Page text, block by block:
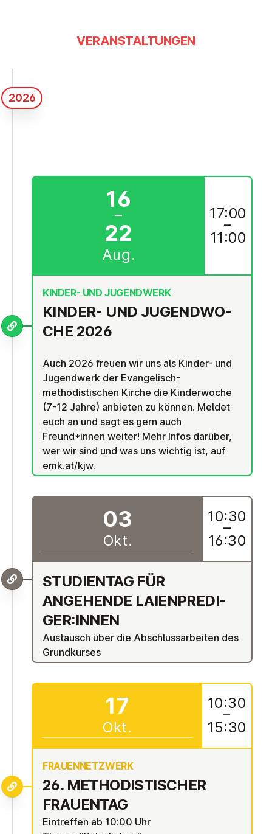
VERANSTALTUNGEN
2026
KINDER- UND JU­GEND­WO­
CHE 2026
KINDER- UND JUGENDWERK
Auch 2026 freuen wir uns als Kinder- und
Jugendwerk der Evangelisch-
methodistischen Kirche die Kinderwoche
(7-12 Jahre) anbieten zu können. Meldet
euch an und sagt es gern auch
Freund*innen weiter! Mehr Infos darüber,
wer wir sind und was uns wichtig ist, auf
emk.at/kjw.
16
–
22
Aug.
17:00
–
11:00
STU­DI­EN­TAG FÜR
ANGEHENDE LAI­EN­PRE­DI­
GER:INNEN
Austausch über die Abschlussarbeiten des
Grundkurses
03
Okt.
10:30
–
16:30
26. ME­THO­DIS­TI­SCHER
FRAUENTAG
FRAUEN­NETZWERK
Eintreffen ab 10:00 Uhr
17
Okt.
10:30
–
15:30